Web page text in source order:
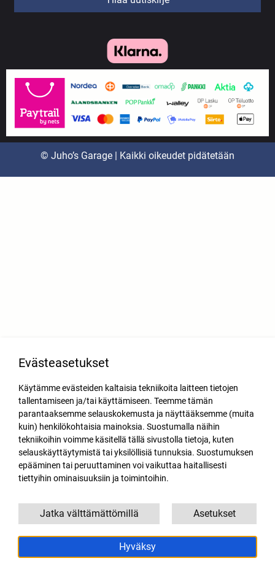
© Juho’s Garage | Kaikki oikeudet pidätetään
Evästeasetukset
Käytämme evästeiden kaltaisia tekniikoita laitteen tietojen
tallentamiseen ja/tai käyttämiseen. Teemme tämän
parantaaksemme selauskokemusta ja näyttääksemme (muita
kuin) henkilökohtaisia mainoksia. Suostumalla näihin
tekniikoihin voimme käsitellä tällä sivustolla tietoja, kuten
selauskäyttäytymistä tai yksilöllisiä tunnuksia. Suostumuksen
epääminen tai peruuttaminen voi vaikuttaa haitallisesti
tiettyihin ominaisuuksiin ja toimintoihin.
Hyväksy
Asetukset
Jatka välttämättömillä